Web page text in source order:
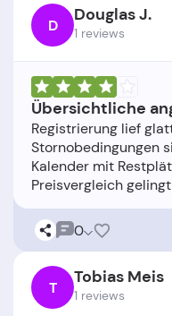
D Douglas J.
1 reviews
Übersichtliche
Registrierung lief
Stornobedingungen
Kalender mit
0
T Tobias Meis
1 reviews